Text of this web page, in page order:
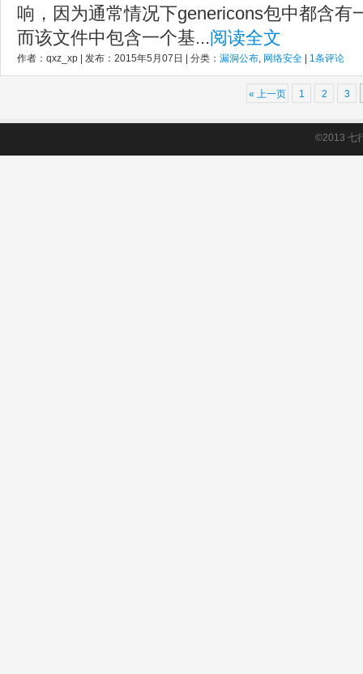
响，因为通常情况下genericons包中都含有
而该文件中包含一个基...阅读全文
作者：qxz_xp | 发布：2015年5月07日 | 分类： 漏洞公布, 网络安全 1条评论
« 上一页 1 2 3
©2013 七